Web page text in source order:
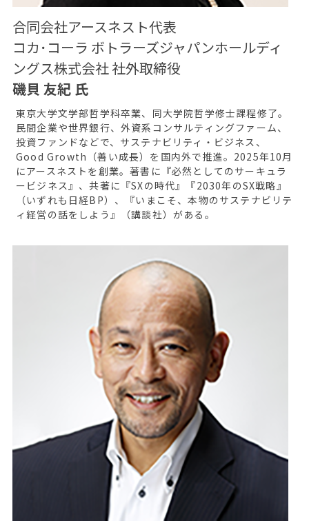
合同会社アースネスト代表
コカ･コーラ ボトラーズジャパンホールディ
ングス株式会社 社外取締役
磯貝 友紀 氏
東京大学文学部哲学科卒業、同大学院哲学修士課程修了。
民間企業や世界銀行、外資系コンサルティングファーム、
投資ファンドなどで、サステナビリティ・ビジネス、
Good Growth（善い成長）を国内外で推進。2025年10月
にアースネストを創業。著書に『必然としてのサーキュラ
ービジネス』、共著に『SXの時代』『2030年のSX戦略』
（いずれも日経BP）、『いまこそ、本物のサステナビリテ
ィ経営の話をしよう』（講談社）がある。